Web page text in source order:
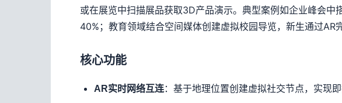
或在展览中扫描展品获取3D产品演示。典型案例如企业峰会中
40%；教育领域结合空间媒体创建虚拟校园导览，新生通过AR
核心功能
AR实时网络互连：基于地理位置创建虚拟社交节点，实现